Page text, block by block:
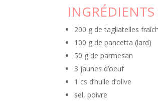
INGRÉDIENTS
200 g de tagliatelles
100 g de pancetta (lard)
50 g de parmesan
3 jaunes d’oeuf
1 cs d’huile d’olive
sel, poivre